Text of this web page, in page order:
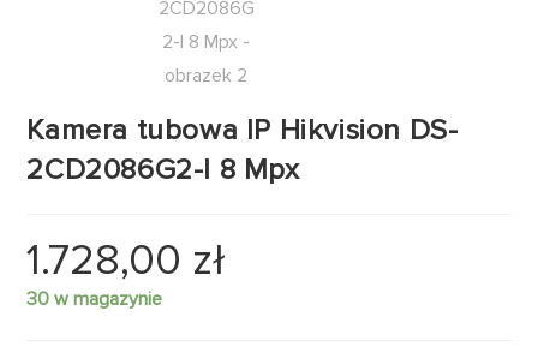
Kamera tubowa IP Hikvision DS-
2CD2086G2-I 8 Mpx
1.728,00 zł
30 w magazynie